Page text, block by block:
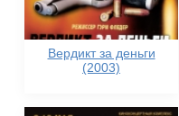
Вердикт за деньги
(2003)